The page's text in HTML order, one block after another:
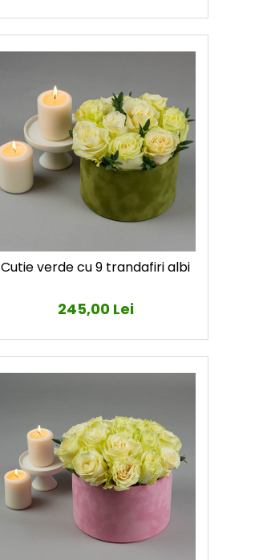
Cutie verde cu 9 trandafiri albi
245,00 Lei